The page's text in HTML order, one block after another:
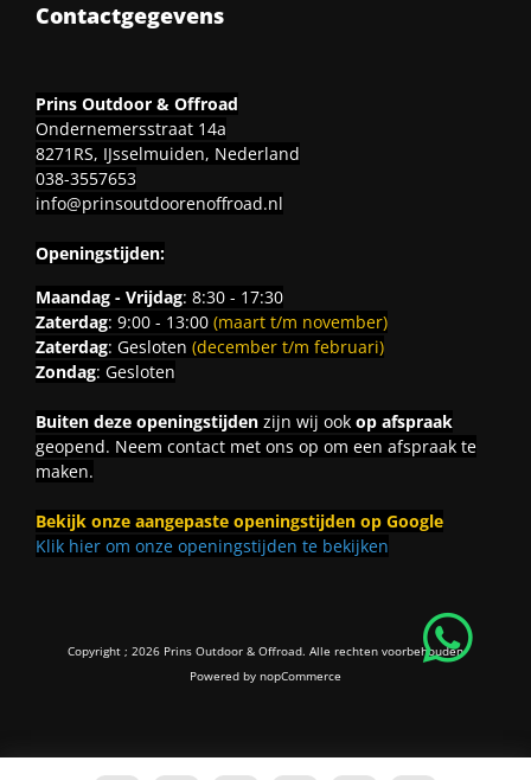
Contactgegevens
Prins Outdoor & Offroad
Ondernemersstraat 14a
8271RS, IJsselmuiden, Nederland
038-3557653
info@prinsoutdoorenoffroad.nl
Openingstijden:
Maandag - Vrijdag: 8:30 - 17:30
Zaterdag: 9:00 - 13:00 (maart t/m november)
Zaterdag: Gesloten (december t/m februari)
Zondag: Gesloten
Buiten deze openingstijdenzijn wij ook op afspraak
geopend. Neem contact met ons op om een afspraak te
maken.
Bekijk onze aangepaste openingstijden op Google
Klik hier om onze openingstijden te bekijken
Copyright ; 2026 Prins Outdoor & Offroad. Alle rechten voorbehouden
Powered by nopCommerce